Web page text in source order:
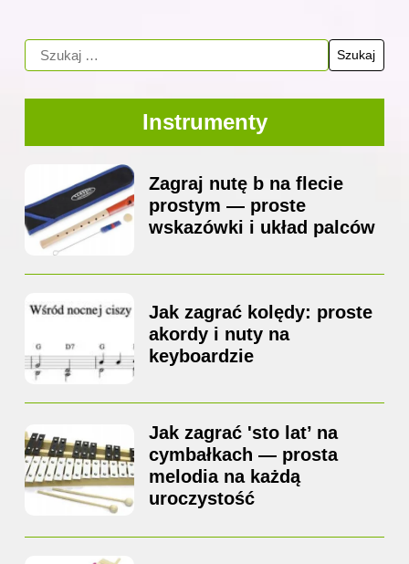
Instrumenty
Zagraj nutę b na flecie
prostym — proste
wskazówki i układ palców
Jak zagrać kolędy: proste
akordy i nuty na
keyboardzie
Jak zagrać 'sto lat’ na
cymbałkach — prosta
melodia na każdą
uroczystość